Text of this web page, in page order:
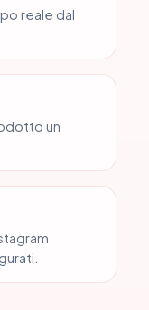
reale dal
un